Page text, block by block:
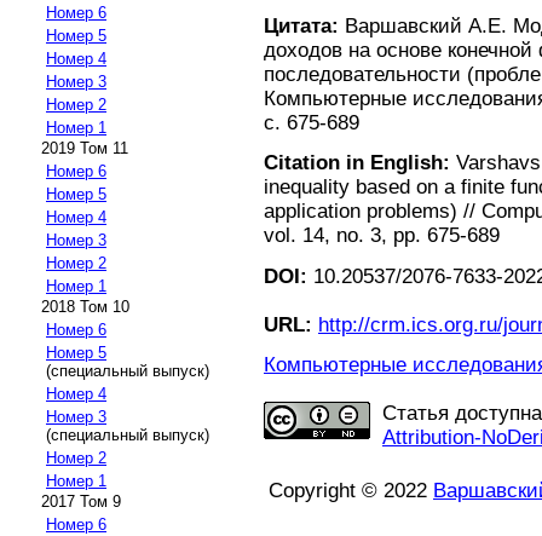
Номер 6
Номер 5
Номер 4
Номер 3
Номер 2
Номер 1
2019 Том 11
Номер 6
Номер 5
Номер 4
Номер 3
Номер 2
Номер 1
2018 Том 10
Номер 6
Номер 5
(специальный выпуск)
Номер 4
Номер 3
(специальный выпуск)
Номер 2
Номер 1
2017 Том 9
Номер 6
Цитата: Варшавский А.Е.
доходов на основе
последовательности
Компьютерные
с. 675-689
Citation in English:
inequality based on a finite
application problems) //
vol. 14, no. 3, pp. 675-689
DOI: 10.20537/2076-7633-
URL: http://crm.ics.org.ru/
Компьютерные
Статья
Attribution-
Copyright © 2022